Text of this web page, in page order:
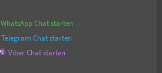
WhatsApp Chat starten
Telegram Chat starten
Viber Chat starten